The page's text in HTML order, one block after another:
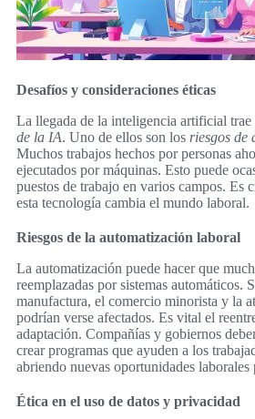
Desafíos y consideraciones éticas
La llegada de la inteligencia artificial
de la IA. Uno de ellos son los riesgos de
Muchos trabajos hechos por personas
ejecutados por máquinas. Esto puede
puestos de trabajo en varios campos. Es
esta tecnología cambia el mundo laboral.
Riesgos de la automatización laboral
La automatización puede hacer que
reemplazadas por sistemas automáticos.
manufactura, el comercio minorista y la
podrían verse afectados. Es vital el
adaptación. Compañías y gobiernos
crear programas que ayuden a los
abriendo nuevas oportunidades laborales
Ética en el uso de datos y privacidad